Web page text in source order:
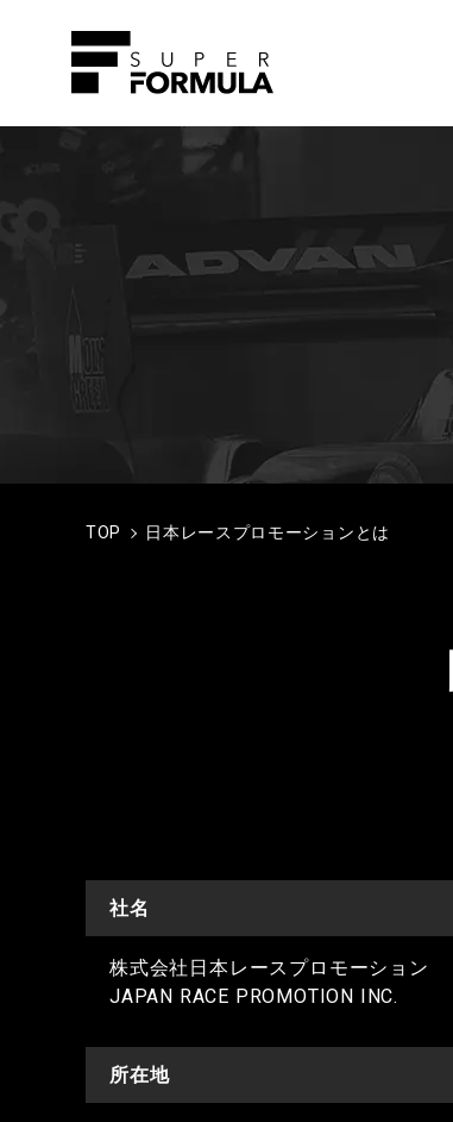
TOP 日本レースプロモーションとは
社名
株式会社日本レースプロモーション
JAPAN RACE PROMOTION INC.
所在地